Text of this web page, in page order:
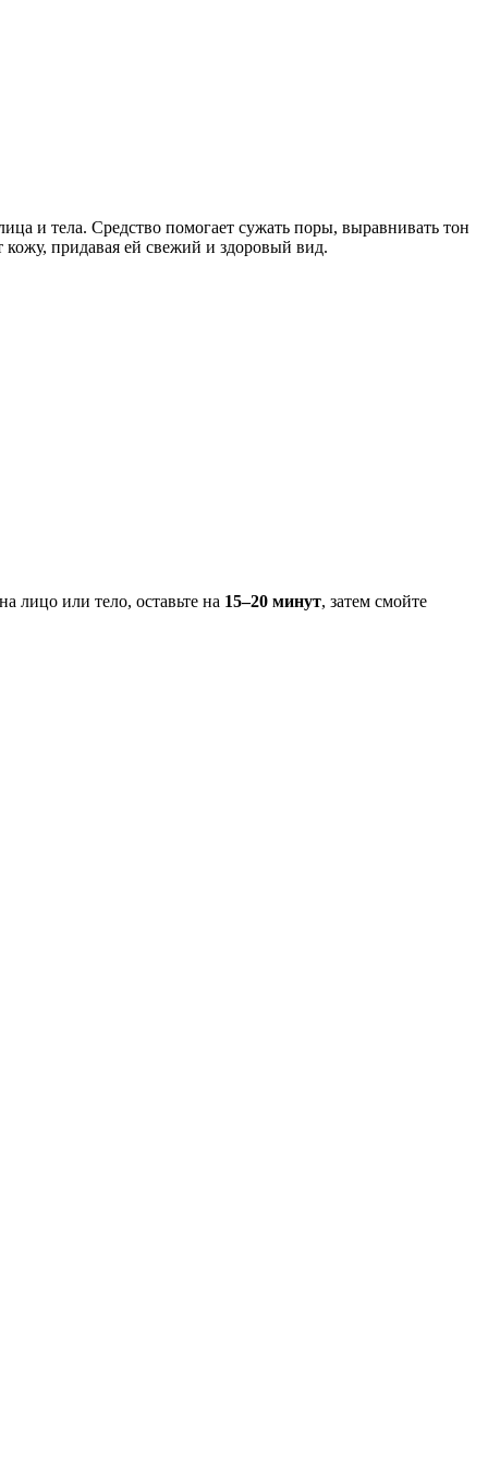
и тела. Средство помогает сужать поры, выравнивать тон
придавая ей свежий и здоровый вид.
лицо или тело, оставьте на 15–20 минут, затем смойте